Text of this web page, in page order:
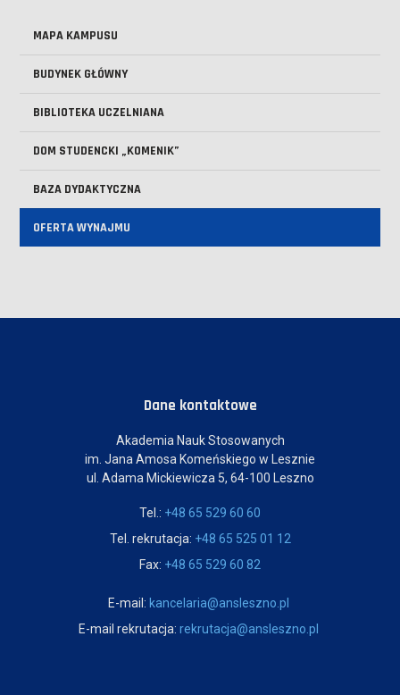
MAPA KAMPUSU
BUDYNEK GŁÓWNY
BIBLIOTEKA UCZELNIANA
DOM STUDENCKI „KOMENIK”
BAZA DYDAKTYCZNA
OFERTA WYNAJMU
Dane kontaktowe
Akademia Nauk Stosowanych
im. Jana Amosa Komeńskiego w Lesznie
ul. Adama Mickiewicza 5, 64-100 Leszno
Tel.: +48 65 529 60 60
Tel. rekrutacja: +48 65 525 01 12
Fax: +48 65 529 60 82
E-mail: kancelaria@ansleszno.pl
E-mail rekrutacja: rekrutacja@ansleszno.pl